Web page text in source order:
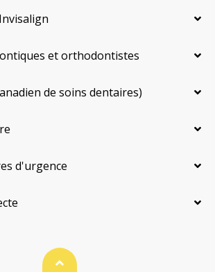
et orthodontistes
de soins dentaires)
d'urgence
Haut de page